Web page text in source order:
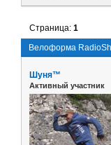
Велоформа
Страница:1
Шуня™
Активный участник